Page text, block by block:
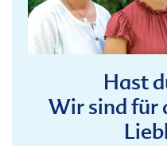
Hast
Wir sind für